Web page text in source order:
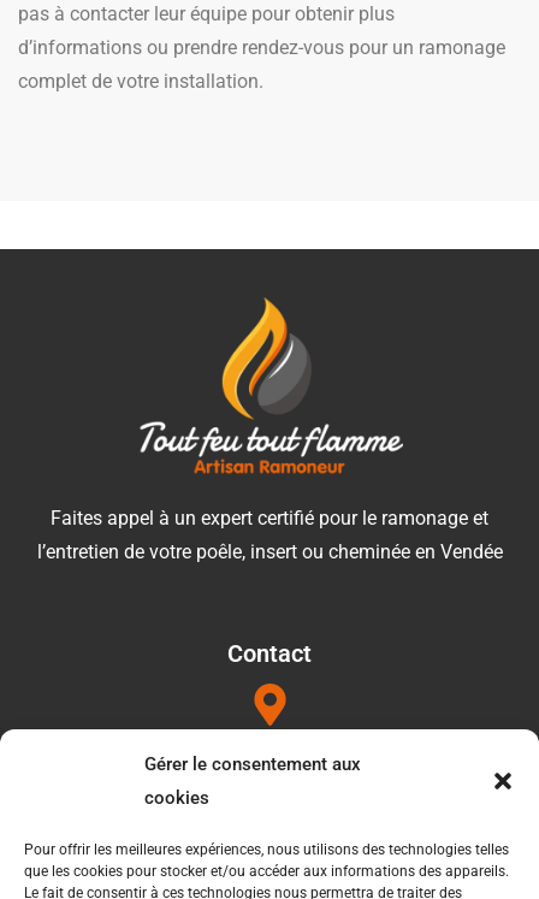
Gérer le consentement aux
cookies
Pour offrir les meilleures expériences, nous utilisons des technologies telles
que les cookies pour stocker et/ou accéder aux informations des appareils.
Le fait de consentir à ces technologies nous permettra de traiter des
pas à contacter leur équipe pour obtenir plus
d’informations ou prendre rendez-vous pour un ramonage
complet de votre installation.
Faites appel à un expert certifié pour le ramonage et
l’entretien de votre poêle, insert ou cheminée en Vendée
Contact
1052b les Touilleres 85440 Talmont saint hilaire
Téléphone